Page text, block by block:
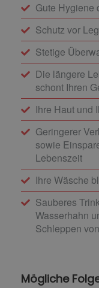
Gute Hygiene
Schutz vor
Stetige
Die längere
schont Ihren
Ihre Haut und
Geringerer
sowie
Lebenszeit
Ihre Wäsche
Sauberes
Wasserhahn
Schleppen
Mögliche